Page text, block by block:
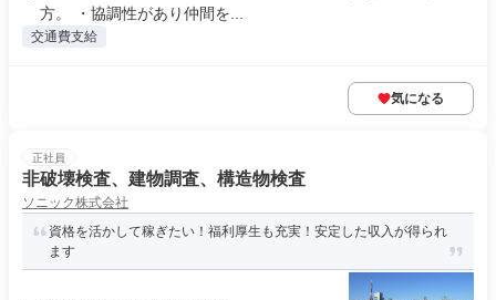
方。 ・協調性があり仲間を...
交通費支給
気になる
正社員
非破壊検査、建物調査、構造物検査
ソニック株式会社
資格を活かして稼ぎたい！福利厚生も充実！安定した収入が得られ
ます